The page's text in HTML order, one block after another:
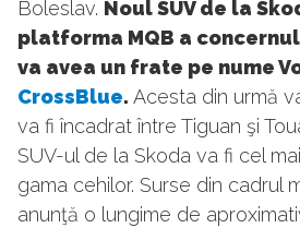
Boleslav. Noul SUV de la
platforma MQB a
va avea un frate pe nume
CrossBlue. Acesta din urmă
va fi încadrat între Tiguan şi
SUV-ul de la Skoda va fi cel
gama cehilor. Surse din cadrul
anunţă o lungime de